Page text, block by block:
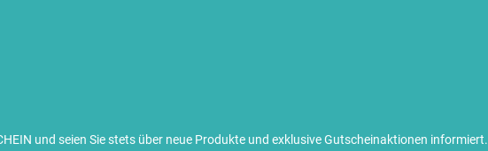
und seien Sie stets über neue Produkte und exklusive Gutscheinaktionen informiert.